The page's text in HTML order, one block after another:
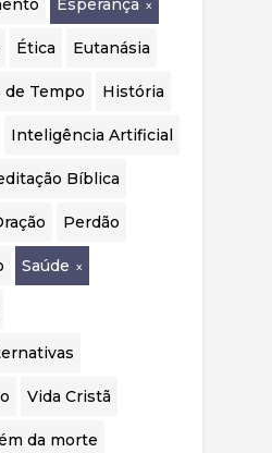
Esperança
Ética Eutanásia
de Tempo História
Inteligência Artificial
Bíblica
Perdão
Saúde
Vida Cristã
da morte